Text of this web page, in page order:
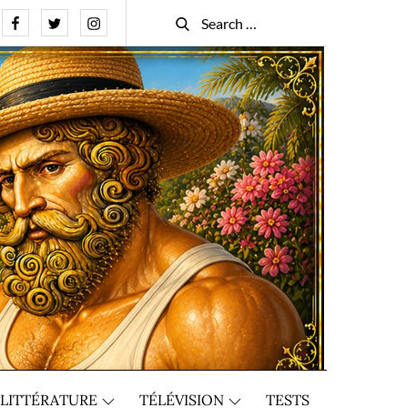
FacebookTwitterInstagram
Search
for:
Search
LITTÉRATURE TÉLÉVISION TESTS